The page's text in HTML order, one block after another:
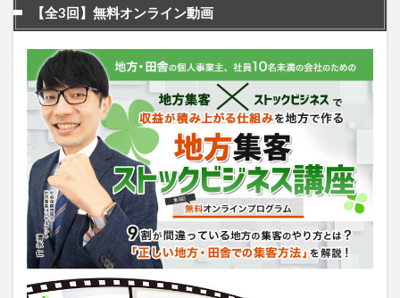
【全3回】無料オンライン動画